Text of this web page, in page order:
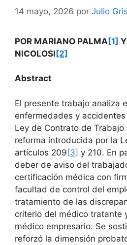
14 mayo, 2026 por Julio
POR MARIANO PALMA[1]
NICOLOSI[2]
Abstract
El presente trabajo analiza
enfermedades y
Ley de Contrato de
reforma introducida por la
artículos 209 [3] y 210. En
deber de aviso del
certificación médica con
facultad de control del
tratamiento de las
criterio del médico tratante
médico empresario. Se
reforzó la dimensión